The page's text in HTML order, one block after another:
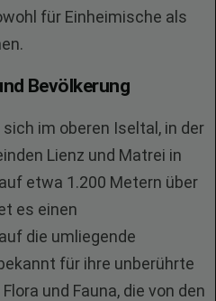
für Einheimische als
Bevölkerung
im oberen Iseltal, in der
Lienz und Matrei in
etwa 1.200 Metern über
es einen
die umliegende
für ihre unberührte
und Fauna, die von den